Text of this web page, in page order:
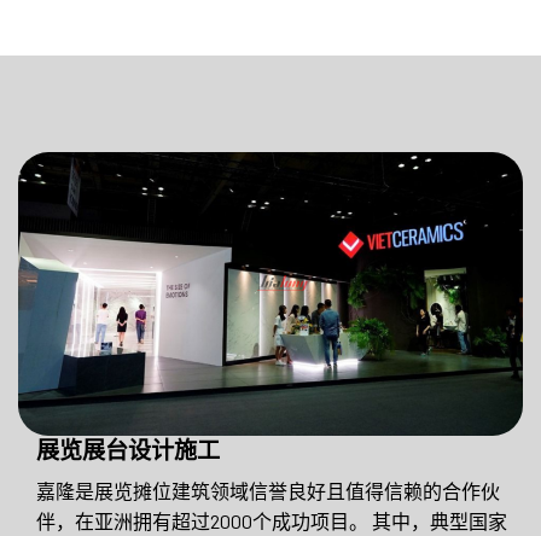
展览展台设计施工
嘉隆是展览摊位建筑领域信誉良好且值得信赖的合作伙
伴，在亚洲拥有超过2000个成功项目。 其中，典型国家